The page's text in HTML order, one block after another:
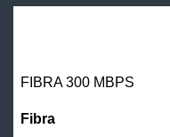
FIBRA 300 MBPS